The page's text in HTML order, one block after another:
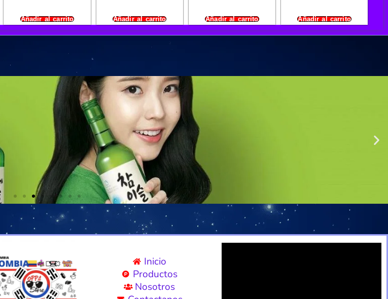
Añadir al carrito Añadir al carrito Añadir al carrito Añadir al carrito
Inicio
Productos
Nosotros